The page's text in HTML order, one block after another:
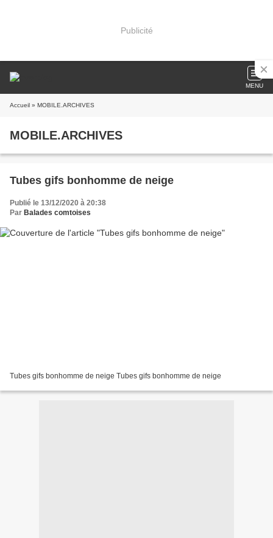
Publicité
MENU
Accueil » MOBILE.ARCHIVES
MOBILE.ARCHIVES
Tubes gifs bonhomme de neige
Publié le 13/12/2020 à 20:38
Par Balades comtoises
Tubes gifs bonhomme de neige Tubes gifs bonhomme de neige